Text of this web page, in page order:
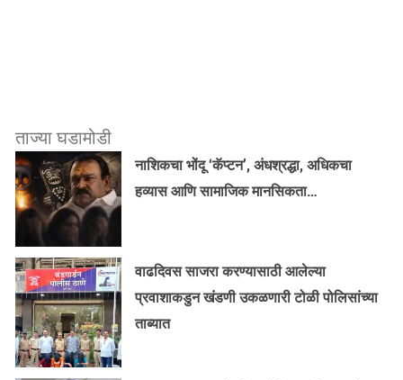
ताज्या घडामोडी
नाशिकचा भोंदू ‘कॅप्टन’, अंधश्रद्धा, अधिकचा
हव्यास आणि सामाजिक मानसिकता…
वाढदिवस साजरा करण्यासाठी आलेल्या
प्रवाशाकडुन खंडणी उकळणारी टोळी पोलिसांच्या
ताब्यात